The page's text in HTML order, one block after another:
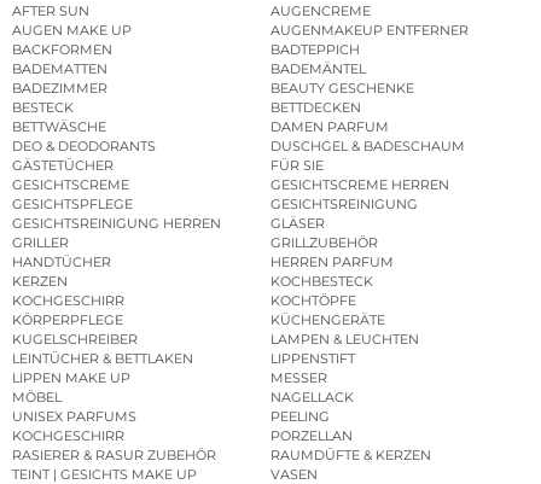
AFTER SUN
AUGENCREME
AUGEN MAKE UP
AUGENMAKEUP ENTFERNER
BACKFORMEN
BADTEPPICH
BADEMATTEN
BADEMÄNTEL
BADEZIMMER
BEAUTY GESCHENKE
BESTECK
BETTDECKEN
BETTWÄSCHE
DAMEN PARFUM
DEO & DEODORANTS
DUSCHGEL & BADESCHAUM
GÄSTETÜCHER
FÜR SIE
GESICHTSCREME
GESICHTSCREME HERREN
GESICHTSPFLEGE
GESICHTSREINIGUNG
GESICHTSREINIGUNG HERREN
GLÄSER
GRILLER
GRILLZUBEHÖR
HANDTÜCHER
HERREN PARFUM
KERZEN
KOCHBESTECK
KOCHGESCHIRR
KOCHTÖPFE
KÖRPERPFLEGE
KÜCHENGERÄTE
KUGELSCHREIBER
LAMPEN & LEUCHTEN
LEINTÜCHER & BETTLAKEN
LIPPENSTIFT
LIPPEN MAKE UP
MESSER
MÖBEL
NAGELLACK
UNISEX PARFUMS
PEELING
KOCHGESCHIRR
PORZELLAN
RASIERER & RASUR ZUBEHÖR
RAUMDÜFTE & KERZEN
TEINT | GESICHTS MAKE UP
VASEN